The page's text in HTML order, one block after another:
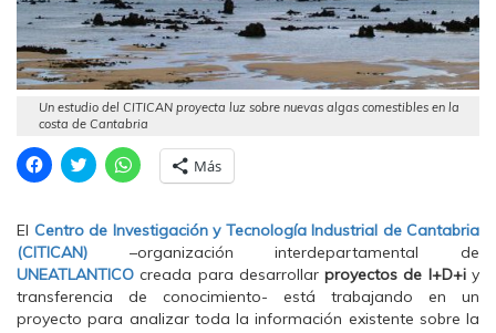
Un estudio del CITICAN proyecta luz sobre nuevas algas comestibles en la
costa de Cantabria
H
a
i
c
p
a
r
a
c
H
a
i
a
r
a
c
H
a
i
c
p
a
r
a
c
Más
El Centro de Investigación y Tecnología Industrial de Cantabria
(CITICAN) –organización interdepartamental de
UNEATLANTICO creada para desarrollarproyectos de I+D+iy
transferencia de conocimiento- está trabajando en un
proyecto para analizar toda la información existente sobre la